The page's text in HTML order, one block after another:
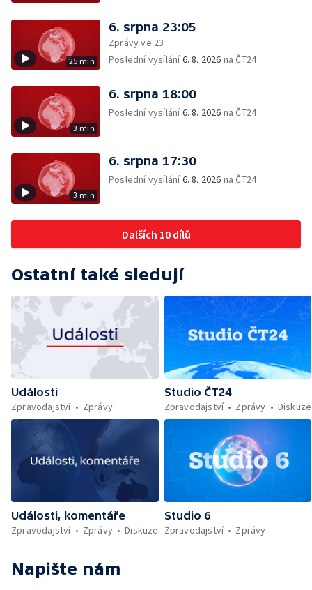
25 min
6. srpna 23:05
Zprávy ve 23
Poslední vysílání6. 8. 2026 na ČT24
3 min
6. srpna 18:00
Poslední vysílání6. 8. 2026 na ČT24
3 min
6. srpna 17:30
Poslední vysílání6. 8. 2026 na ČT24
Dalších 10 dílů
Ostatní také sledují
Události
Zpravodajství
Zprávy
Studio ČT24
Zpravodajství
Zprávy Diskuze
Události, komentáře
Zpravodajství
Zprávy Diskuze
Studio 6
Zpravodajství
Zprávy
Napište nám